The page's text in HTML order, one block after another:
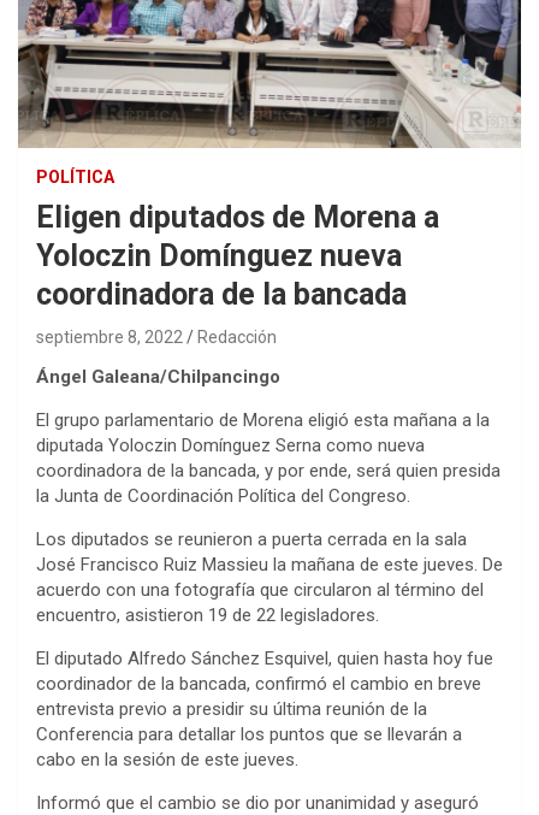
POLÍTICA
Eligen diputados de Morena a
Yoloczin Domínguez nueva
coordinadora de la bancada
septiembre 8, 2022 Redacción
Ángel Galeana/Chilpancingo
El grupo parlamentario de Morena eligió esta mañana a la
diputada Yoloczin Domínguez Serna como nueva
coordinadora de la bancada, y por ende, será quien presida
la Junta de Coordinación Política del Congreso.
Los diputados se reunieron a puerta cerrada en la sala
José Francisco Ruiz Massieu la mañana de este jueves. De
acuerdo con una fotografía que circularon al término del
encuentro, asistieron 19 de 22 legisladores.
El diputado Alfredo Sánchez Esquivel, quien hasta hoy fue
coordinador de la bancada, confirmó el cambio en breve
entrevista previo a presidir su última reunión de la
Conferencia para detallar los puntos que se llevarán a
cabo en la sesión de este jueves.
Informó que el cambio se dio por unanimidad y aseguró